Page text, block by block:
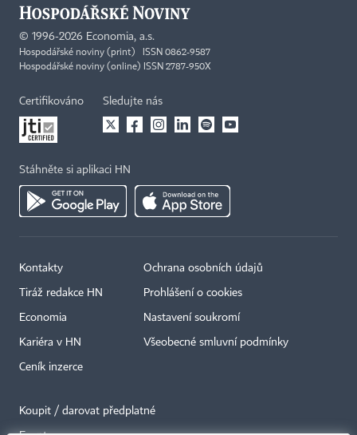
© 1996-2026 Economia, a.s.
Hospodářské noviny (print) ISSN 0862-9587
Hospodářské noviny (online) ISSN 2787-950X
Certifikováno Sledujte nás
Stáhněte si aplikaci HN
Kontakty
Tiráž redakce HN
Economia
Kariéra v HN
Ceník inzerce
Ochrana osobních údajů
Prohlášení o cookies
Nastavení soukromí
Všeobecné smluvní podmínky
Koupit / darovat předplatné